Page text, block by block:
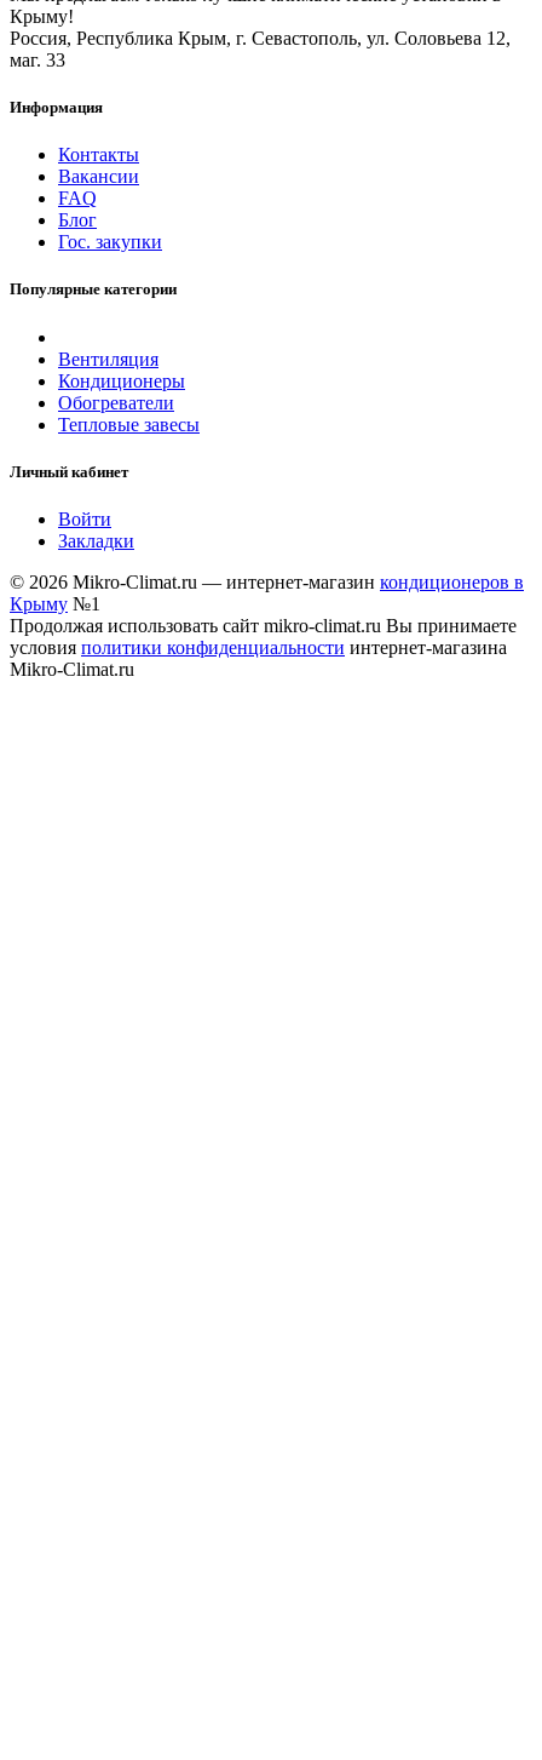
Крыму!
Россия, Республика Крым, г. Севастополь, ул. Соловьева 12,
маг. 33
Информация
Контакты
Вакансии
FAQ
Блог
Гос. закупки
Популярные категории
Вентиляция
Кондиционеры
Обогреватели
Тепловые завесы
Личный кабинет
Войти
Закладки
© 2026 Mikro-Climat.ru — интернет-магазин кондиционеров в
Крыму №1
Продолжая использовать сайт mikro-climat.ru Вы принимаете
условия политики конфиденциальности интернет-магазина
Mikro-Climat.ru